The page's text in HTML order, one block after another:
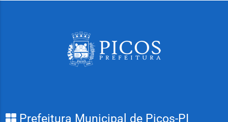
Prefeitura Municipal de Picos-PI